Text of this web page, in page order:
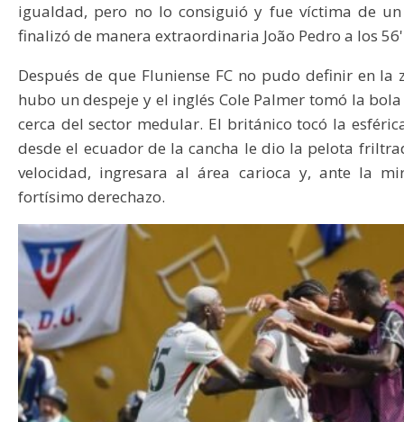
igualdad, pero no lo consiguió y fue víctima de un
finalizó de manera extraordinaria João Pedro a los
Después de que Fluniense FC no pudo definir en
hubo un despeje y el inglés Cole Palmer tomó la
cerca del sector medular. El británico tocó la
desde el ecuador de la cancha le dio la pelota
velocidad, ingresara al área carioca y, ante la
fortísimo derechazo.